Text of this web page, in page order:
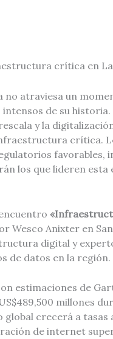
crítica en
no atraviesa un
de su
y la
crítica.
favorables,
los que lideren esta
Wesco Anixter en
digital y
de datos en la región.
estimaciones de
millones
crecerá a tasas
de internet